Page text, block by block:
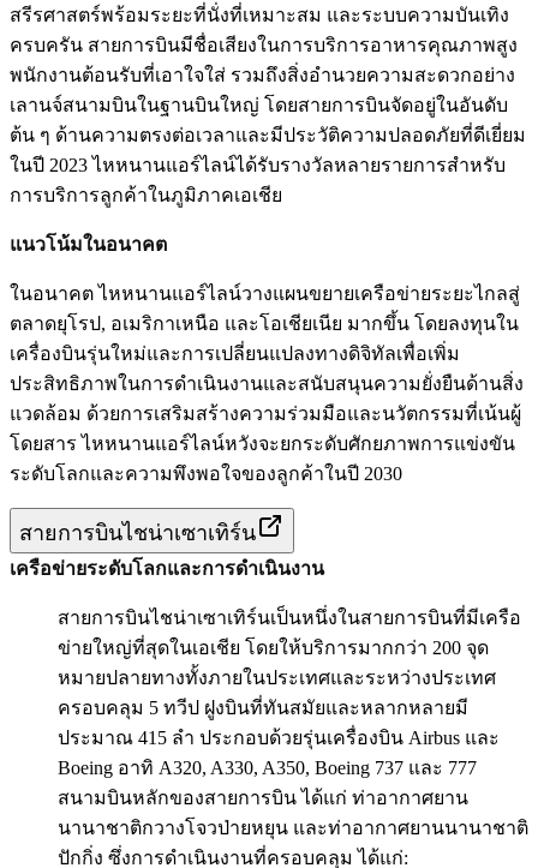
สรีรศาสตร์พร้อมระยะที่นั่งที่เหมาะสม และระบบความบันเทิง
ครบครัน สายการบินมีชื่อเสียงในการบริการอาหารคุณภาพสูง
พนักงานต้อนรับที่เอาใจใส่ รวมถึงสิ่งอำนวยความสะดวกอย่าง
เลานจ์สนามบินในฐานบินใหญ่ โดยสายการบินจัดอยู่ในอันดับ
ต้น ๆ ด้านความตรงต่อเวลาและมีประวัติความปลอดภัยที่ดีเยี่ยม
ในปี 2023 ไหหนานแอร์ไลน์ได้รับรางวัลหลายรายการสำหรับ
การบริการลูกค้าในภูมิภาคเอเชีย
แนวโน้มในอนาคต
ในอนาคต ไหหนานแอร์ไลน์วางแผนขยายเครือข่ายระยะไกลสู่
ตลาดยุโรป, อเมริกาเหนือ และโอเชียเนีย มากขึ้น โดยลงทุนใน
เครื่องบินรุ่นใหม่และการเปลี่ยนแปลงทางดิจิทัลเพื่อเพิ่ม
ประสิทธิภาพในการดำเนินงานและสนับสนุนความยั่งยืนด้านสิ่ง
แวดล้อม ด้วยการเสริมสร้างความร่วมมือและนวัตกรรมที่เน้นผู้
โดยสาร ไหหนานแอร์ไลน์หวังจะยกระดับศักยภาพการแข่งขัน
ระดับโลกและความพึงพอใจของลูกค้าในปี 2030
สายการบินไชน่าเซาเทิร์น
เครือข่ายระดับโลกและการดำเนินงาน
สายการบินไชน่าเซาเทิร์นเป็นหนึ่งในสายการบินที่มีเครือ
ข่ายใหญ่ที่สุดในเอเชีย โดยให้บริการมากกว่า 200 จุด
หมายปลายทางทั้งภายในประเทศและระหว่างประเทศ
ครอบคลุม 5 ทวีป ฝูงบินที่ทันสมัยและหลากหลายมี
ประมาณ 415 ลำ ประกอบด้วยรุ่นเครื่องบิน Airbus และ
Boeing อาทิ A320, A330, A350, Boeing 737 และ 777
สนามบินหลักของสายการบิน ได้แก่ ท่าอากาศยาน
นานาชาติกวางโจวป่ายหยุน และท่าอากาศยานนานาชาติ
ปักกิ่ง ซึ่งการดำเนินงานที่ครอบคลุม ได้แก่: